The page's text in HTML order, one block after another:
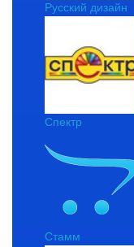
Русский дизайн
Спектр
Стамм